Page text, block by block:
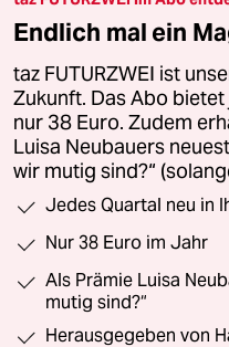
Endlich mal ein
taz FUTURZWEI ist
Zukunft. Das Abo
nur 38 Euro. Zudem
Luisa Neubauers
wir mutig sind?“
Jedes Quartal neu in
Nur 38 Euro im Jahr
Als Prämie Luisa
mutig sind?“
Herausgegeben von